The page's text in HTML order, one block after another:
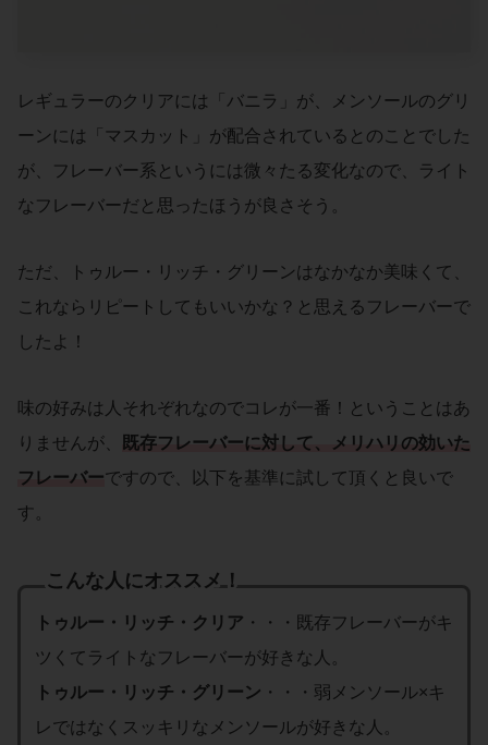
レギュラーのクリアには「バニラ」が、メンソールのグリ
ーンには「マスカット」が配合されているとのことでした
が、フレーバー系というには微々たる変化なので、ライト
なフレーバーだと思ったほうが良さそう。
ただ、トゥルー・リッチ・グリーンはなかなか美味くて、
これならリピートしてもいいかな？と思えるフレーバーで
したよ！
味の好みは人それぞれなのでコレが一番！ということはあ
りませんが、
既存フレーバーに対して、メリハリの効いた
フレーバーですので、以下を基準に試して頂くと良いで
す。
こんな人にオススメ！
トゥルー・リッチ・クリア ・・・既存フレーバーがキ
ツくてライトなフレーバーが好きな人。
トゥルー・リッチ・グリーン ・・・弱メンソール×キ
レではなくスッキリなメンソールが好きな人。